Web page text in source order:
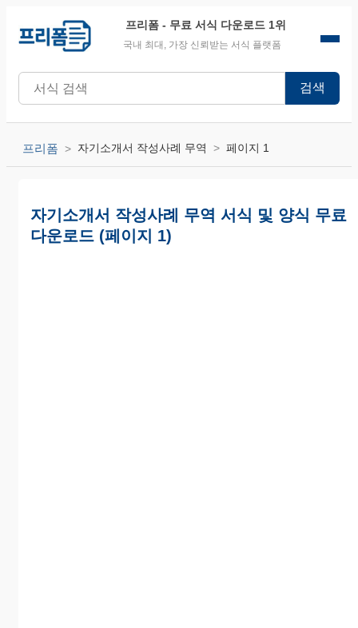
프리폼 - 무료 서식 다운로드 1위
국내 최대, 가장 신뢰받는 서식 플랫폼
검색
프리폼 자기소개서 작성사례 무역 페이지 1
자기소개서 작성사례 무역 서식 및 양식 무료
다운로드 (페이지 1)